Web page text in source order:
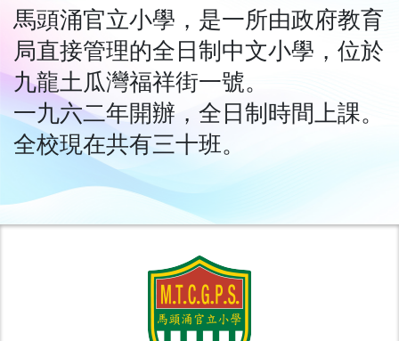
馬頭涌官立小學，是一所由政府教育
局直接管理的全日制中文小學，位於
九龍土瓜灣福祥街一號。
一九六二年開辦，全日制時間上課。
全校現在共有三十班。